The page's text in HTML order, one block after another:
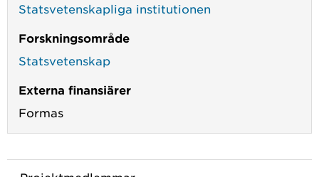
Statsvetenskapliga institutionen
Forskningsområde
Statsvetenskap
Externa finansiärer
Formas